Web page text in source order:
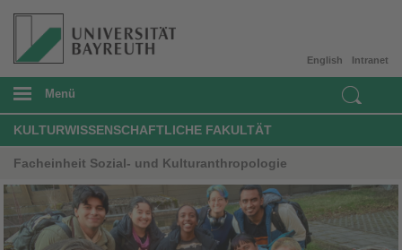
Intranet
English
Menü
KULTURWISSENSCHAFTLICHE FAKULTÄT
Facheinheit Sozial- und Kulturanthropologie